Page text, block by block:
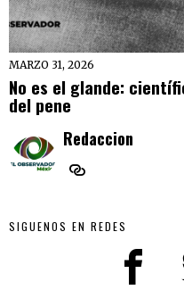
MARZO 31, 2026
No es el glande:
del pene
Redaccion
SIGUENOS EN REDES